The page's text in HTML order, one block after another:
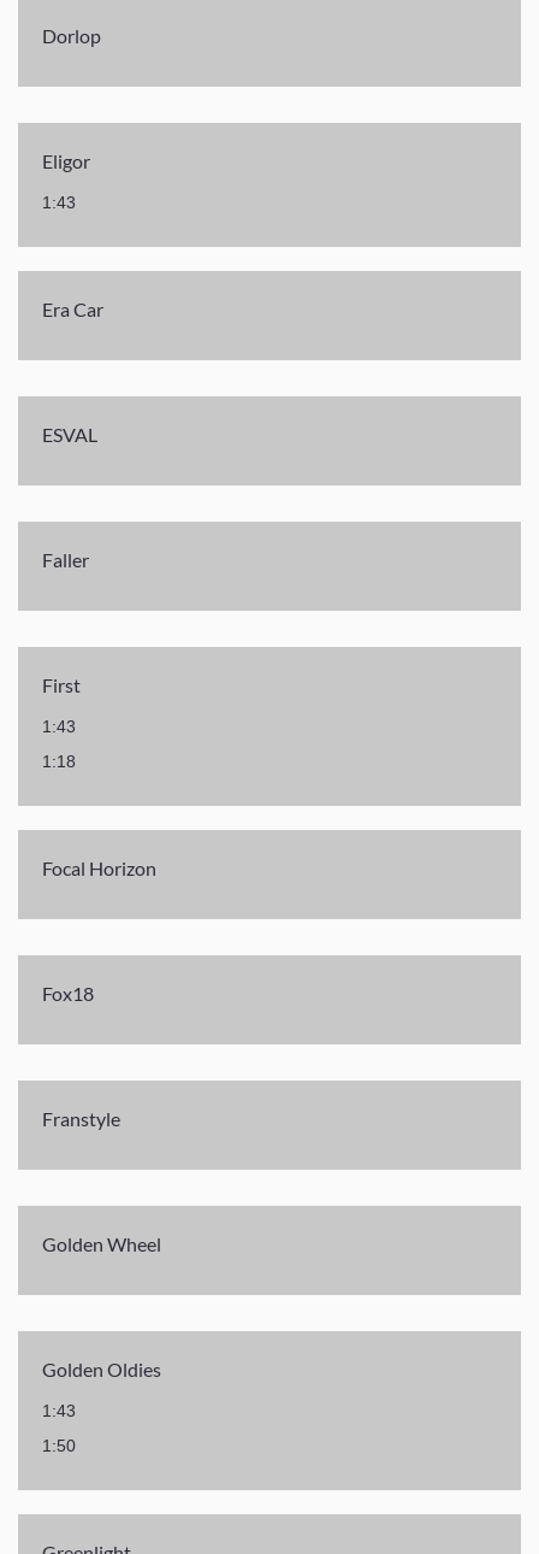
Dorlop
Eligor
1:43
Era Car
ESVAL
Faller
First
1:43
1:18
Focal Horizon
Fox18
Franstyle
Golden Wheel
Golden Oldies
1:43
1:50